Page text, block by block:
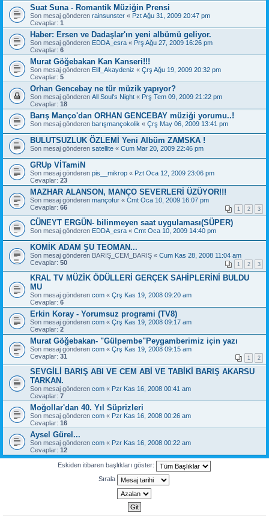
Suat Suna - Romantik Müziğin Prensi
Son mesaj gönderen rainsunster « Pzt Ağu 31, 2009 20:47 pm
Cevaplar: 1
Haber: Ersen ve Dadaşlar'ın yeni albümü geliyor.
Son mesaj gönderen EDDA_esra « Prş Ağu 27, 2009 16:26 pm
Cevaplar: 6
Murat Göğebakan Kan Kanseri!!!
Son mesaj gönderen Elif_Akaydeniz « Çrş Ağu 19, 2009 20:32 pm
Cevaplar: 5
Orhan Gencebay ne tür müzik yapıyor?
Son mesaj gönderen All Soul's Night « Prş Tem 09, 2009 21:22 pm
Cevaplar: 18
Barış Manço'dan ORHAN GENCEBAY müziği yorumu..!
Son mesaj gönderen barışmançokolik « Çrş May 06, 2009 13:41 pm
BULUTSUZLUK ÖZLEMİ Yeni Albüm ZAMSKA !
Son mesaj gönderen satellite « Cum Mar 20, 2009 22:46 pm
GRUp VİTamiN
Son mesaj gönderen pis__mikrop « Pzt Oca 12, 2009 23:06 pm
Cevaplar: 23
MAZHAR ALANSON, MANÇO SEVERLERİ ÜZÜYOR!!!
Son mesaj gönderen mançofur « Cmt Oca 10, 2009 16:07 pm
Cevaplar: 66 1 2 3
CÜNEYT ERGÜN- bilinmeyen saat uygulaması(SÜPER)
Son mesaj gönderen EDDA_esra « Cmt Oca 10, 2009 14:40 pm
KOMİK ADAM ŞU TEOMAN...
Son mesaj gönderen BARIŞ_CEM_BARIŞ « Cum Kas 28, 2008 11:04 am
Cevaplar: 50 1 2 3
KRAL TV MÜZİK ÖDÜLLERİ GERÇEK SAHİPLERİNİ BULDU
MU
Son mesaj gönderen com « Çrş Kas 19, 2008 09:20 am
Cevaplar: 6
Erkin Koray - Yorumsuz programi (TV8)
Son mesaj gönderen com « Çrş Kas 19, 2008 09:17 am
Cevaplar: 2
Murat Göğebakan- "Gülpembe"Peygamberimiz için yazı
Son mesaj gönderen com « Çrş Kas 19, 2008 09:15 am
Cevaplar: 31 1 2
SEVGİLİ BARIŞ ABI VE CEM ABİ VE TABİKİ BARIŞ AKARSU
TARKAN.
Son mesaj gönderen com « Pzr Kas 16, 2008 00:41 am
Cevaplar: 7
Moğollar'dan 40. Yıl Süprizleri
Son mesaj gönderen com « Pzr Kas 16, 2008 00:26 am
Cevaplar: 16
Aysel Gürel...
Son mesaj gönderen com « Pzr Kas 16, 2008 00:22 am
Cevaplar: 12
Eskiden itibaren başlıkları göster:
Sırala